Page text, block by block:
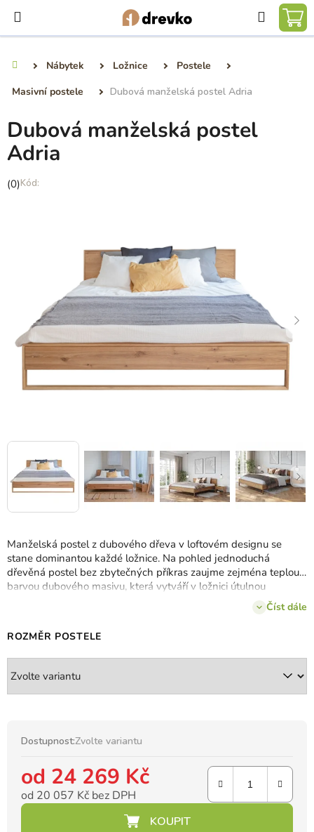
obsah
Hledat
Nábytek Ložnice
Postele
Masivní postele
Dubová manželská postel Adria
Manželská postel z dubového dřeva v loftovém designu se
stane dominantou každé ložnice. Na pohled jednoduchá
dřevěná postel bez zbytečných příkras zaujme zejména teplou
barvou dubového masivu, která vytváří v ložnici útulnou
atmosféru. Dubové dřevo je známé svou odolností a tvrdostí a v
kombinaci s pečlivým a precizním provedením zajišťuje posteli
pevnost a krásný vzhled po dlouhá léta používání.
Číst dále
ROZMĚR POSTELE
Dostupnost:Zvolte variantu
od 24 269 Kč
od 20 057 Kč bez DPH
Měrná cena:
Dubová manželská postel
Adria
Průměrné
(0)